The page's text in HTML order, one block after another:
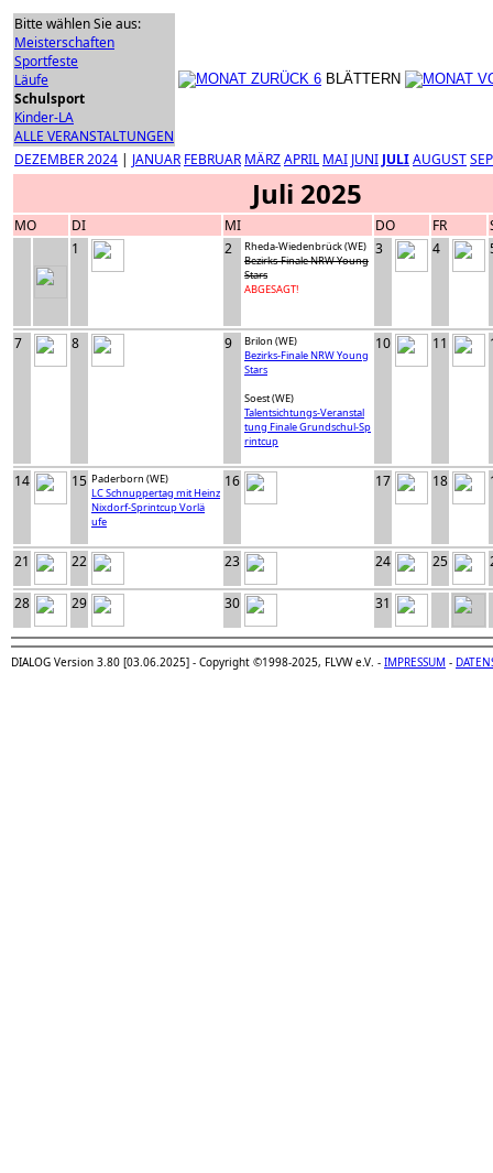
Bitte wählen Sie aus:
Meisterschaften
Sportfeste
Läufe
Schulsport
Kinder-LA
ALLE VERANSTALTUNGEN
BLÄTTERN
DEZEMBER 2024 | JANUAR FEBRUAR MÄRZAPRIL MAI JUNI JULIAUGUST
Juli 2025
MO DI MI DO FR
1
2
Rheda-Wiedenbrück (WE)
Bezirks-Finale NRW Young
Stars
ABGESAGT!
3 4
7 8 9
Brilon (WE)
Bezirks-Finale NRW Young
Stars
Soest (WE)
Talentsichtungs-Veranstal
tung Finale Grundschul-Sp
rintcup
10 11
14 15 Paderborn (WE)
LC Schnuppertag mit Heinz
Nixdorf-Sprintcup Vorlä
ufe
16 17 18
21 22 23 24 25
28 29 30 31
DIALOG Version 3.80 [03.06.2025] - Copyright ©1998-2025, FLVW e.V. - IMPRESSUM -